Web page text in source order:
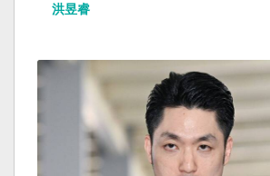
洪昱睿